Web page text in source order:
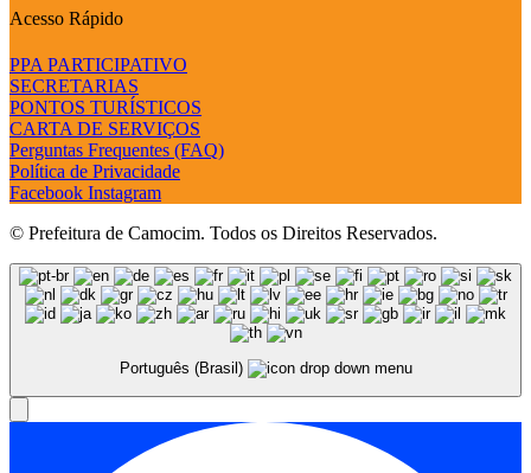
Acesso Rápido
PPA PARTICIPATIVO
SECRETARIAS
PONTOS TURÍSTICOS
CARTA DE SERVIÇOS
Perguntas Frequentes (FAQ)
Política de Privacidade
Facebook Instagram
© Prefeitura de Camocim. Todos os Direitos Reservados.
Português (Brasil)